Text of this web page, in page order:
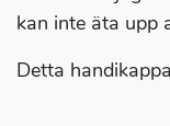
kan inte äta upp
Detta